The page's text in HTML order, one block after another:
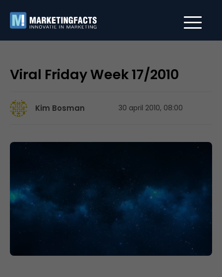
Viral Friday Week 17/2010
Kim Bosman 30 april 2010, 08:00